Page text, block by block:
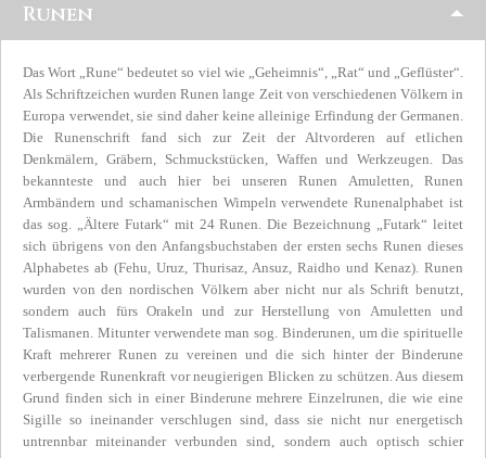
Runen
Das Wort „Rune“ bedeutet so viel wie „Geheimnis“, „Rat“ und „Geflüster“.
Als Schriftzeichen wurden Runen lange Zeit von verschiedenen Völkern in
Europa verwendet, sie sind daher keine alleinige Erfindung der Germanen.
Die Runenschrift fand sich zur Zeit der Altvorderen auf etlichen
Denkmälern, Gräbern, Schmuckstücken, Waffen und Werkzeugen. Das
bekannteste und auch hier bei unseren Runen Amuletten, Runen
Armbändern und schamanischen Wimpeln verwendete Runenalphabet ist
das sog. „Ältere Futark“ mit 24 Runen. Die Bezeichnung „Futark“ leitet
sich übrigens von den Anfangsbuchstaben der ersten sechs Runen dieses
Alphabetes ab (Fehu, Uruz, Thurisaz, Ansuz, Raidho und Kenaz). Runen
wurden von den nordischen Völkern aber nicht nur als Schrift benutzt,
sondern auch fürs Orakeln und zur Herstellung von Amuletten und
Talismanen. Mitunter verwendete man sog. Binderunen, um die spirituelle
Kraft mehrerer Runen zu vereinen und die sich hinter der Binderune
verbergende Runenkraft vor neugierigen Blicken zu schützen. Aus diesem
Grund finden sich in einer Binderune mehrere Einzelrunen, die wie eine
Sigille so ineinander verschlugen sind, dass sie nicht nur energetisch
untrennbar miteinander verbunden sind, sondern auch optisch schier